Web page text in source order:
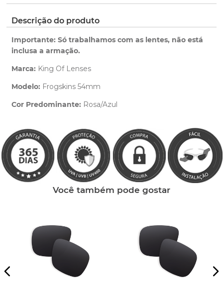
Saiba maissobre nossa garantia completa.
redirecionado para nossa Central de Ajuda.
Descrição do produto
Importante: Só trabalhamos com as lentes, não está
inclusa a armação.
Marca: King Of Lenses
Modelo: Frogskins 54mm
Cor Predominante: Rosa/Azul
Você também pode gostar